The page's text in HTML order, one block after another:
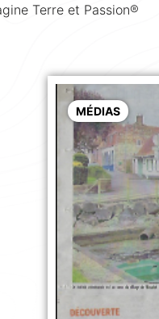
Terre et Passion®
MÉDIAS